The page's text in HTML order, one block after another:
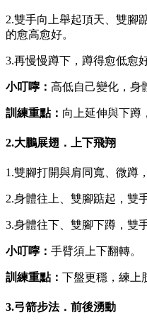
2.雙手向上舉起頂天、雙腳
的愈高愈好。
3.再慢慢蹲下，蹲得愈低愈好
小叮嚀： 高低自己變化，身
訓練重點： 向上延伸與下蹲
2.大鵬展翅．上下飛翔
1.雙腳打開與肩同寬、微蹲
2.身體往上、雙腳踮起，雙
3.身體往下、雙腳下蹲，雙
小叮嚀： 手臂須上下翻轉。
訓練重點： 下盤更穩，練上
3.弓箭步法．前後湧動